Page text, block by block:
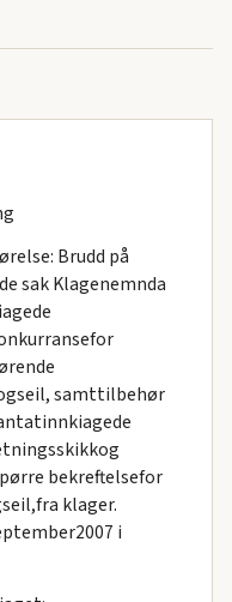
Brudd på
sak Klagenemnda
samttilbehør
bekreftelsefor
klager.
i